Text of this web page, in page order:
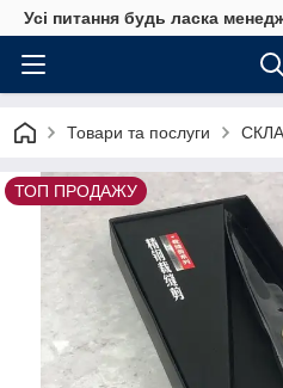
Усі питання будь ласка
Товари та послуги
ТОП ПРОДАЖУ